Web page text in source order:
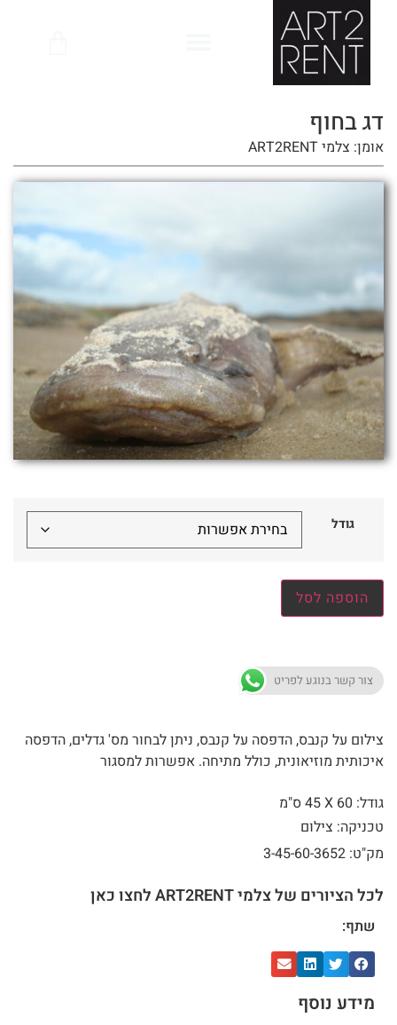
דג בחוף
אומן: צלמי ART2RENT
גודל
הוספה לסל
צור קשר בנוגע לפריט
צילום על קנבס, הדפסה על קנבס, ניתן לבחור מס' גדלים, הדפסה
איכותית מוזיאונית, כולל מתיחה. אפשרות למסגור
גודל: 60 X
45 ס"מ
טכניקה: צילום
מק"ט: 3-45-60-3652
לכל הציורים של צלמי ART2RENT לחצו כאן
שתף:
מידע נוסף